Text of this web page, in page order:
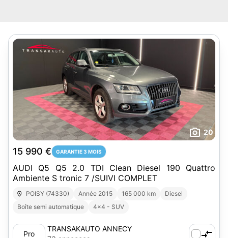
20
15 990 € GARANTIE 3 MOIS
AUDI Q5 Q5 2.0 TDI Clean Diesel 190 Quattro
Ambiente S tronic 7 /SUIVI COMPLET
POISY (74330) Année 2015 165 000 km
Diesel
Boîte semi automatique
4x4 - SUV
Pro
TRANSAKAUTO ANNECY